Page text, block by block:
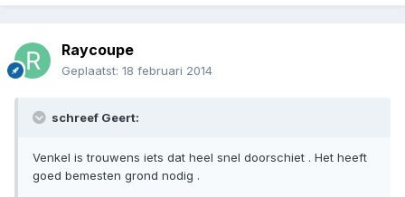
Raycoupe
Geplaatst: 18 februari 2014
schreef Geert:
Venkel is trouwens iets dat heel snel doorschiet . Het heeft
goed bemesten grond nodig .